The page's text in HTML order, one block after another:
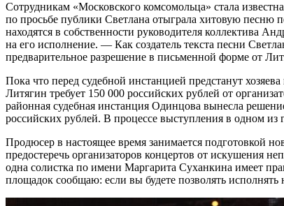
Сотрудникам «Московского комсомольца» стала
по просьбе публики Светлана отыграла хитовую песню
находятся в собственности руководителя коллектива
на его исполнение. — Как создатель текста песни
предварительное разрешение в письменной форме от
Пока что перед судебной инстанцией предстанут
Литягин требует 150 000 российских рублей от
районная судебная инстанция Одинцова вынесла
российских рублей. В процессе выступления в одном
Продюсер в настоящее время занимается подготовкой
предостеречь организаторов концертов от искушения
одна солистка по имени Маргарита Суханкина имеет
площадок сообщаю: если вы будете позволять